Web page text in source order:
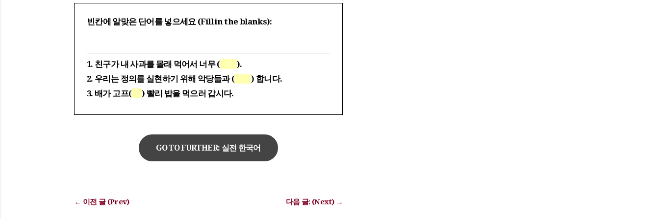
빈칸에 알맞은 단어를 넣으세요 (Fill in the blanks):
1. 친구가 내 사과를 몰래 먹어서 너무 (
).
2. 우리는 정의를 실현하기 위해 악당들과 (
) 합니다.
3. 배가 고프(
) 빨리 밥을 먹으러 갑시다.
GO TO FURTHER: 실전 한국어
← 이전 글 (Prev) 다음 글: (Next) →